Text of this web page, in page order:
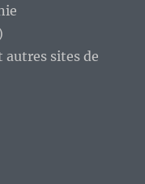
autres sites de